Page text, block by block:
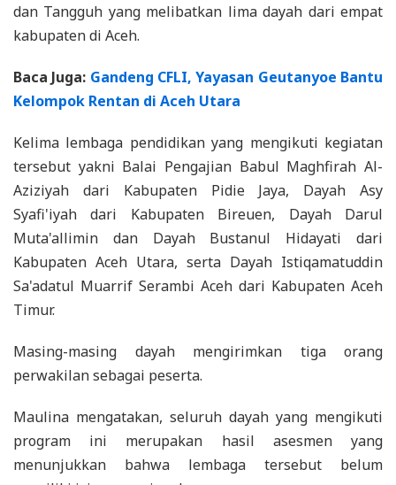
dan Tangguh yang melibatkan lima dayah dari empat
kabupaten di Aceh.
Baca Juga: Gandeng CFLI, Yayasan Geutanyoe Bantu
Kelompok Rentan di Aceh Utara
Kelima lembaga pendidikan yang mengikuti kegiatan
tersebut yakni Balai Pengajian Babul Maghfirah Al-
Aziziyah dari Kabupaten Pidie Jaya, Dayah Asy
Syafi'iyah dari Kabupaten Bireuen, Dayah Darul
Muta'allimin dan Dayah Bustanul Hidayati dari
Kabupaten Aceh Utara, serta Dayah Istiqamatuddin
Sa'adatul Muarrif Serambi Aceh dari Kabupaten Aceh
Timur.
Masing-masing dayah mengirimkan tiga orang
perwakilan sebagai peserta.
Maulina mengatakan, seluruh dayah yang mengikuti
program ini merupakan hasil asesmen yang
menunjukkan bahwa lembaga tersebut belum